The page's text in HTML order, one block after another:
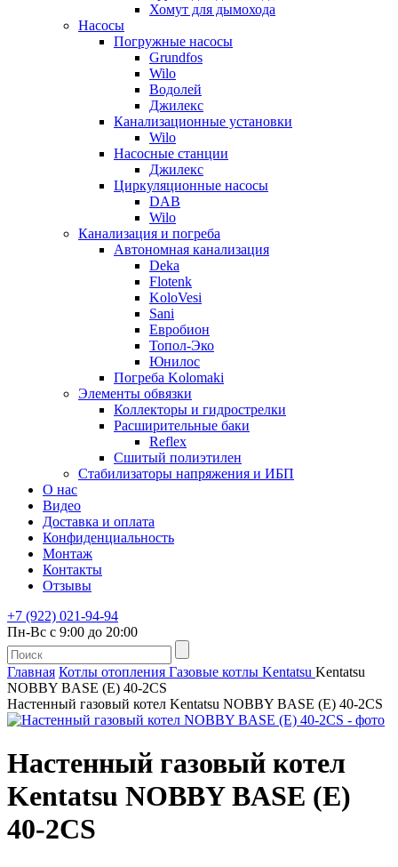
Хомут для дымохода
Насосы
Погружные насосы
Grundfos
Wilo
Водолей
Джилекс
Канализационные установки
Wilo
Насосные станции
Джилекс
Циркуляционные насосы
DAB
Wilo
Канализация и погреба
Автономная канализация
Deka
Flotenk
KoloVesi
Sani
Евробион
Топол-Эко
Юнилос
Погреба Kolomaki
Элементы обвязки
Коллекторы и гидрострелки
Расширительные баки
Reflex
Сшитый полиэтилен
Стабилизаторы напряжения и ИБП
О нас
Видео
Доставка и оплата
Конфиденциальность
Монтаж
Контакты
Отзывы
+7 (922) 021-94-94
Пн-Вс с 9:00 до 20:00
Главная Котлы отопления Газовые котлы Kentatsu Kentatsu
NOBBY BASE (E) 40‑2CS
Настенный газовый котел Kentatsu NOBBY BASE (E) 40‑2CS
Настенный газовый котел
Kentatsu NOBBY BASE (E)
40‑2CS